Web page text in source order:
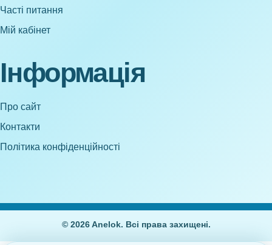
Часті питання
Мій кабінет
Інформація
Про сайт
Контакти
Політика конфіденційності
© 2026 Anelok. Всі права захищені.